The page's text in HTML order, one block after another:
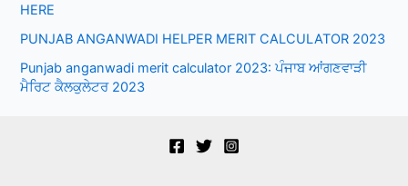
HERE
PUNJAB ANGANWADI HELPER MERIT CALCULATOR 2023
Punjab anganwadi merit calculator 2023: ਪੰਜਾਬ ਆਂਗਣਵਾੜੀ
ਮੈਰਿਟ ਕੈਲਕੁਲੇਟਰ 2023